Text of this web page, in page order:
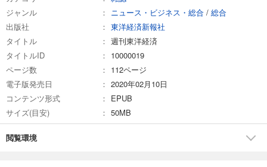
試し読み
あらすじを表示する
週刊東洋経済 2026/3/7号
あらすじを表示する
ジャンル
ニュース・ビジネス・総合 / 総合
出版社
東洋経済新報社
タイトル
週刊東洋経済
タイトルID
10000019
ページ数
112ページ
電子版発売日
2020年02月10日
コンテンツ形式
EPUB
サイズ(目安)
50MB
閲覧環境